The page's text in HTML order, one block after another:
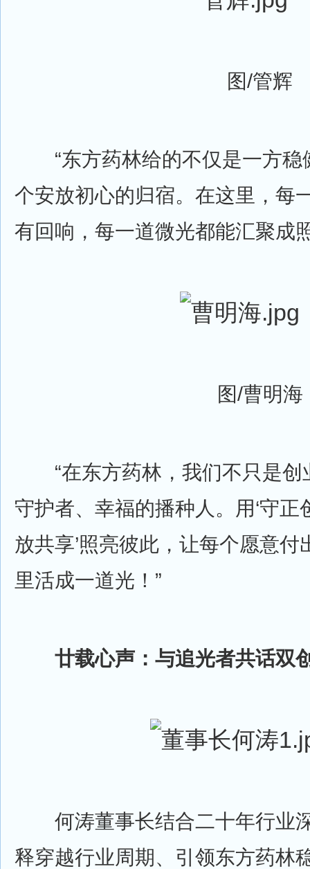
图/管辉
“东方药林给的不仅是一方稳
个安放初心的归宿。在这里，每
有回响，每一道微光都能汇聚成
图/曹明海
“在东方药林，我们不只是创
守护者、幸福的播种人。用‘守正
放共享’照亮彼此，让每个愿意
里活成一道光！”
廿载心声：与追光者共话双
何涛董事长结合二十年行业
释穿越行业周期、引领东方药林